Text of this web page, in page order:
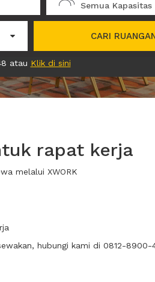
Semua Kapasitas
CARI
atau Klik di sini
rapat kerja
melalui XWORK
hubungi kami di 0812-8900-